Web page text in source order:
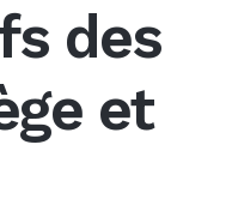
des
et